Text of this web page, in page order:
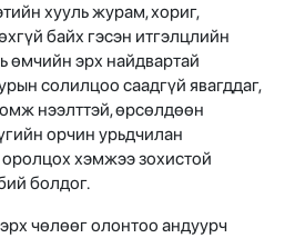
хууль журам, хориг,
байх гэсэн итгэлцлийн
өмчийн эрх найдвартай
солилцоо саадгүй явагддаг,
нээлттэй, өрсөлдөөн
орчин урьдчилан
хэмжээ зохистой
болдог.
чөлөөг олонтоо андуурч